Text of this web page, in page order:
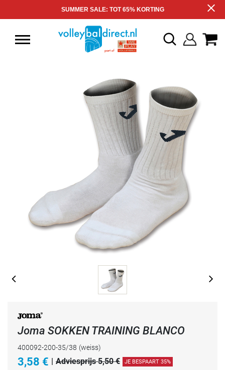
SUMMER SALE: TOT 65% KORTING
Joma SOKKEN TRAINING BLANCO
400092-200-35/38 (weiss)
3,58 € Adviesprijs 5,50 € JE BESPAART 35%